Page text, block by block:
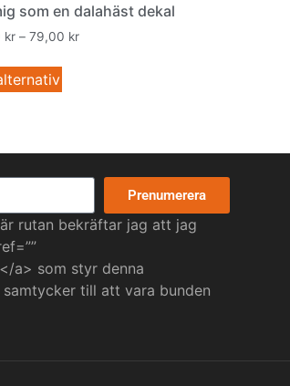
som en dalahäst dekal
kr – 79,00 kr
Prenumerera
rutan bekräftar jag att jag
a> som styr denna
till att vara bunden